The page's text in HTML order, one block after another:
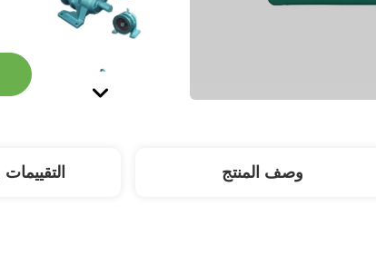
وصف المنتج